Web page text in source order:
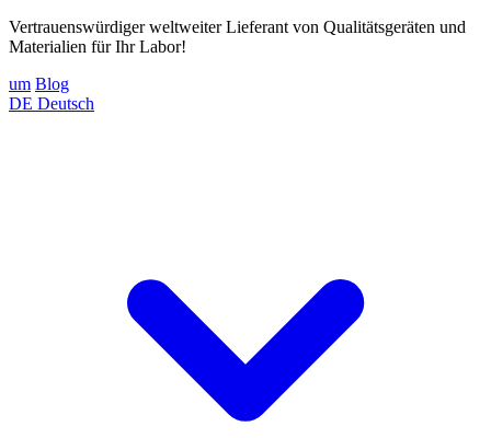
Vertrauenswürdiger weltweiter Lieferant von Qualitätsgeräten und
Materialien für Ihr Labor!
um Blog
DE Deutsch